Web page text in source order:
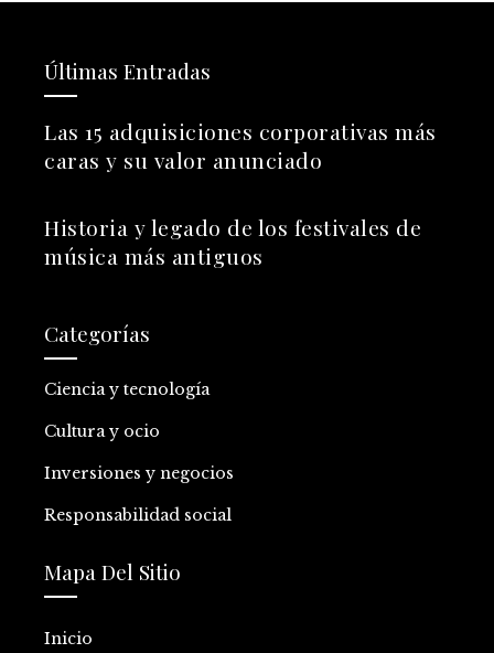
Últimas Entradas
Las 15 adquisiciones corporativas más
caras y su valor anunciado
Historia y legado de los festivales de
música más antiguos
Categorías
Ciencia y tecnología
Cultura y ocio
Inversiones y negocios
Responsabilidad social
Mapa Del Sitio
Inicio